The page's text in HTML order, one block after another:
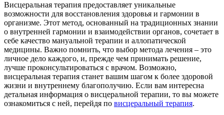
Висцеральная терапия предоставляет уникальные
возможности для восстановления здоровья и гармонии в
организме. Этот метод, основанный на традиционных знании
о внутренней гармонии и взаимодействии органов, сочетает в
себе качество мануальной терапии и аллопатической
медицины. Важно помнить, что выбор метода лечения – это
личное дело каждого, и, прежде чем принимать решение,
лучше проконсультироваться с врачом. Возможно,
висцеральная терапия станет вашим шагом к более здоровой
жизни и внутреннему благополучию. Если вам интересна
детальная информация о висцеральной терапии, то вы можете
ознакомиться с ней, перейдя по висцеральный терапия.